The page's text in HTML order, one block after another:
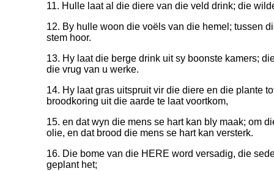
11. Hulle laat al die diere van die veld drink; die
12. By hulle woon die voëls van die hemel; tussen
stem hoor.
13. Hy laat die berge drink uit sy boonste kamers;
die vrug van u werke.
14. Hy laat gras uitspruit vir die diere en die plante
broodkoring uit die aarde te laat voortkom,
15. en dat wyn die mens se hart kan bly maak; om
olie, en dat brood die mens se hart kan versterk.
16. Die bome van die HERE word versadig, die
geplant het;